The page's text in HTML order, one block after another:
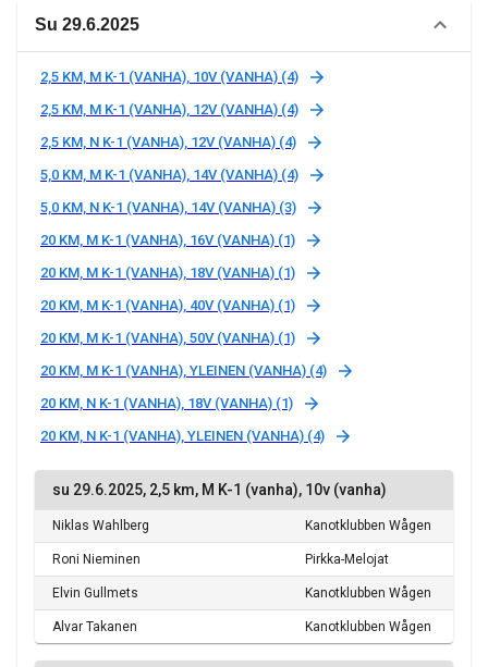
Su 29.6.2025
2,5 KM, M K-1 (VANHA), 10V (VANHA) (4)
2,5 KM, M K-1 (VANHA), 12V (VANHA) (4)
2,5 KM, N K-1 (VANHA), 12V (VANHA) (4)
5,0 KM, M K-1 (VANHA), 14V (VANHA) (4)
5,0 KM, N K-1 (VANHA), 14V (VANHA) (3)
20 KM, M K-1 (VANHA), 16V (VANHA) (1)
20 KM, M K-1 (VANHA), 18V (VANHA) (1)
20 KM, M K-1 (VANHA), 40V (VANHA) (1)
20 KM, M K-1 (VANHA), 50V (VANHA) (1)
20 KM, M K-1 (VANHA), YLEINEN (VANHA) (4)
20 KM, N K-1 (VANHA), 18V (VANHA) (1)
20 KM, N K-1 (VANHA), YLEINEN (VANHA) (4)
su 29.6.2025, 2,5 km, M K-1 (vanha), 10v (vanha)
Niklas Wahlberg Kanotklubben Wågen
Roni Nieminen Pirkka-Melojat
Elvin Gullmets Kanotklubben Wågen
Alvar Takanen Kanotklubben Wågen